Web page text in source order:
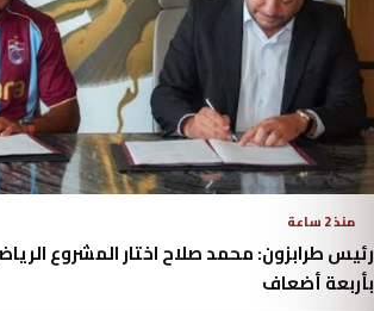
منذ 2 ساعة
رئيس طرابزون: محمد صلاح اختار المشروع
بأربعة أضعاف